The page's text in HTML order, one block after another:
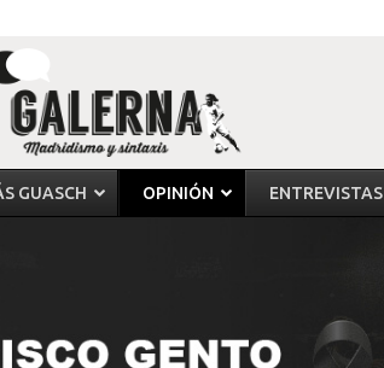
GUASCH OPINIÓN ENTREVISTAS